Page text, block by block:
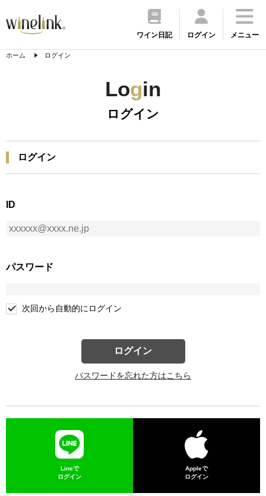
ワイン日記 ログイン メニュー
ホーム ログイン
Login
ログイン
ログイン
ID
パスワード
次回から自動的にログイン
ログイン
パスワードを忘れた方はこちら
Lineで
ログイン
Appleで
ログイン